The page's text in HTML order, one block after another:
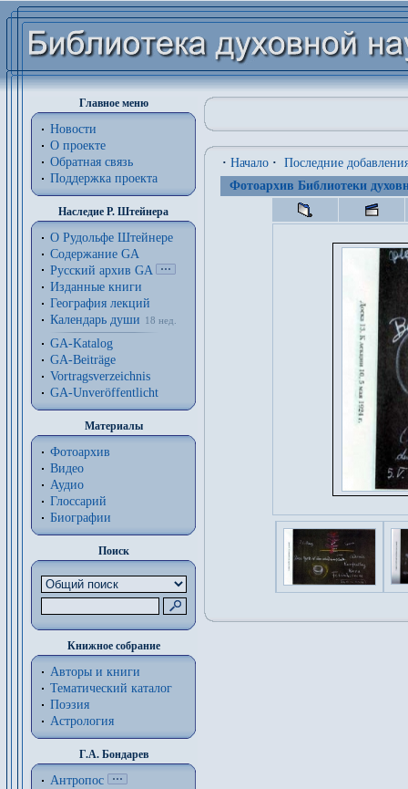
Главное меню
Новости
О проекте
Обратная связь
Поддержка проекта
Наследие Р. Штейнера
О Рудольфе Штейнере
Содержание GA
Русский архив GA
Изданные книги
География лекций
Календарь души
18 нед.
GA-Katalog
GA-Beiträge
Vortragsverzeichnis
GA-Unveröffentlicht
Материалы
Фотоархив
Видео
Аудио
Глоссарий
Биографии
Поиск
Книжное собрание
Авторы и книги
Тематический каталог
Поэзия
Астрология
Г.А. Бондарев
Антропос
· Начало · Последние
Фотоархив Библиотеки